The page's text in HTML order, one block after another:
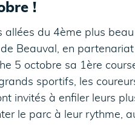
!
du 4ème plus beau
Beauval, en
5 octobre sa 1ère
sportifs, les
invités à enfiler leurs
le parc à leur rythme,